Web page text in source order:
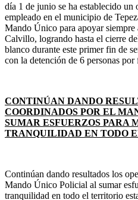
día 1 de junio se ha establecido
empleado en el municipio de
Mando Único para apoyar
Calvillo, logrando hasta el cierre
blanco durante este primer fin de
con la detención de 6 personas por
CONTINÚAN DANDO
COORDINADOS POR EL
SUMAR ESFUERZOS PARA
TRANQUILIDAD EN TODO
Continúan dando resultados los
Mando Único Policial al sumar
tranquilidad en todo el territorio